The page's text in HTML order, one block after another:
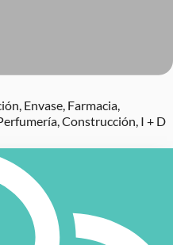
, Envase, Farmacia,
,Construcción, I + D